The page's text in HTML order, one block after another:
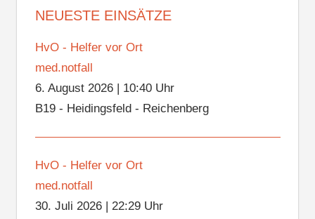
NEUESTE EINSÄTZE
HvO - Helfer vor Ort
med.notfall
6. August 2026| 10:40 Uhr
B19 - Heidingsfeld - Reichenberg
HvO - Helfer vor Ort
med.notfall
30. Juli 2026| 22:29 Uhr